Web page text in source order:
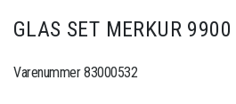
GLAS SET MERKUR 9900
Varenummer 83000532